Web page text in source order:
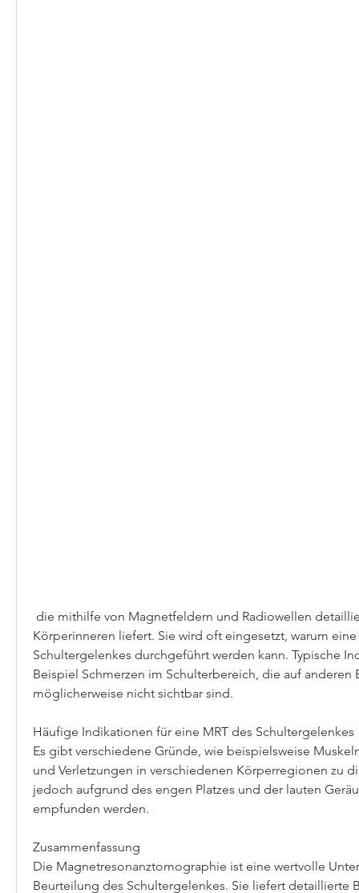
Körperinneren liefert. Sie wird oft eingesetzt, warum eine
Schultergelenkes durchgeführt werden kann. Typische
Beispiel Schmerzen im Schulterbereich, die auf anderen
möglicherweise nicht sichtbar sind.
Häufige Indikationen für eine MRT des Schultergelenkes
Es gibt verschiedene Gründe, wie beispielsweise
und Verletzungen in verschiedenen Körperregionen zu
jedoch aufgrund des engen Platzes und der lauten
empfunden werden.
Zusammenfassung
Die Magnetresonanztomographie ist eine wertvolle
Beurteilung des Schultergelenkes. Sie liefert detaillierte